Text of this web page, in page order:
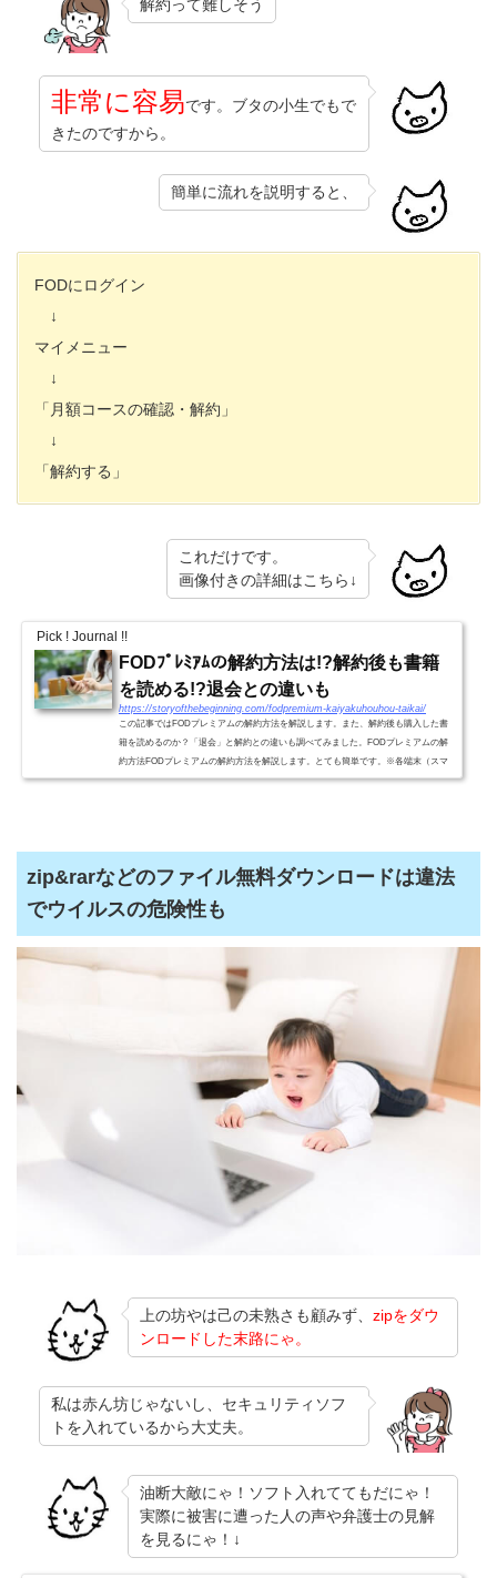
解約って難しそう
非常に容易です。ブタの小生でもで
きたのですから。
簡単に流れを説明すると、
FODにログイン
↓
マイメニュー
↓
「月額コースの確認・解約」
↓
「解約する」
これだけです。
画像付きの詳細はこちら↓
Pick ! Journal !!
FODﾌﾟﾚﾐｱﾑの解約方法は!?解約後も書籍
を読める!?退会との違いも
https://storyofthebeginning.com/fodpremium-kaiyakuhouhou-taikai/
この記事ではFODプレミアムの解約方法を解説します。また、解約後も購入した書
籍を読めるのか？「退会」と解約との違いも調べてみました。FODプレミアムの解
約方法FODプレミアムの解約方法を解説します。とても簡単です。※各端末（スマ
ホ、タブレット、パソコン）と...
zip&rarなどのファイル無料ダウンロードは違法
でウイルスの危険性も
上の坊やは己の未熟さも顧みず、 zipをダウ
ンロードした末路にゃ。
私は赤ん坊じゃないし、セキュリティソフ
トを入れているから大丈夫。
油断大敵にゃ！ソフト入れててもだにゃ！
実際に被害に遭った人の声や弁護士の見解
を見るにゃ！↓